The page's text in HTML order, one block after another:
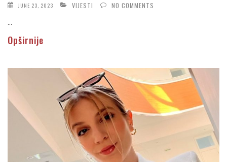
JUNE 23, 2023 VIJESTI NO COMMENTS
...
Opširnije